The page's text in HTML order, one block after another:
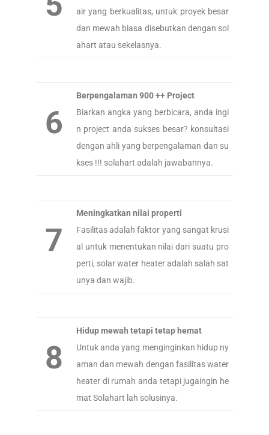
air yang berkualitas, untuk proyek besar
dan mewah biasa disebutkan dengan sol
ahart atau sekelasnya.
6
Berpengalaman 900 ++ Project
Biarkan angka yang berbicara, anda ingi
n project anda sukses besar? konsultasi
dengan ahli yang berpengalaman dan su
kses !!! solahart adalah jawabannya.
7
Meningkatkan nilai properti
Fasilitas adalah faktor yang sangat krusi
al untuk menentukan nilai dari suatu pro
perti, solar water heater adalah salah sat
unya dan wajib.
8
Hidup mewah tetapi tetap hemat
Untuk anda yang menginginkan hidup ny
aman dan mewah dengan fasilitas water
heater di rumah anda tetapi jugaingin he
mat Solahart lah solusinya.